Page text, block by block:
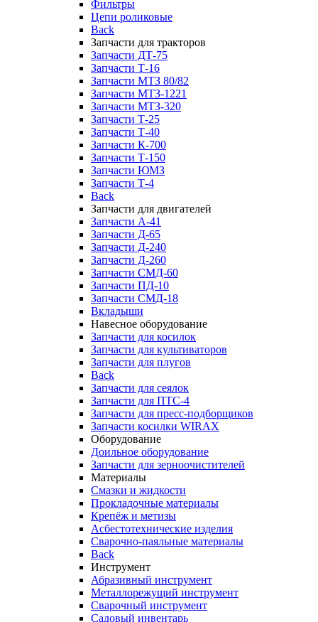
Фильтры
Цепи роликовые
Back
Запчасти для тракторов
Запчасти ДТ-75
Запчасти Т-16
Запчасти МТЗ 80/82
Запчасти МТЗ-1221
Запчасти МТЗ-320
Запчасти Т-25
Запчасти Т-40
Запчасти К-700
Запчасти Т-150
Запчасти ЮМЗ
Запчасти Т-4
Back
Запчасти для двигателей
Запчасти А-41
Запчасти Д-65
Запчасти Д-240
Запчасти Д-260
Запчасти СМД-60
Запчасти ПД-10
Запчасти СМД-18
Вкладыши
Навесное оборудование
Запчасти для косилок
Запчасти для культиваторов
Запчасти для плугов
Back
Запчасти для сеялок
Запчасти для ПТС-4
Запчасти для пресс-подборщиков
Запчасти косилки WIRAX
Оборудование
Доильное оборудование
Запчасти для зерноочистителей
Материалы
Смазки и жидкости
Прокладочные материалы
Крепёж и метизы
Асбестотехнические изделия
Сварочно-паяльные материалы
Back
Инструмент
Абразивный инструмент
Металлорежущий инструмент
Сварочный инструмент
Садовый инвентарь